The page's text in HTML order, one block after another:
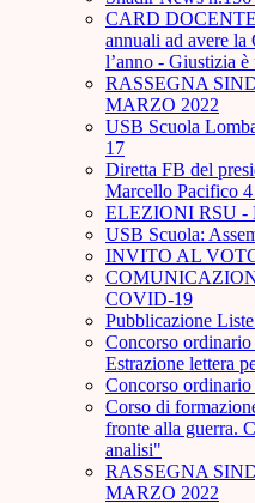
CARD
annuali ad avere la
l’anno - Giustizia è
RASSEGNA
MARZO 2022
USB Scuola
17
Diretta FB del
Marcello Pacifico
ELEZIONI RSU -
USB Scuola:
INVITO AL
COVID-19
Pubblicazione
Concorso
Estrazione lettera
Concorso
Corso di
fronte alla guerra.
analisi"
RASSEGNA
MARZO 2022